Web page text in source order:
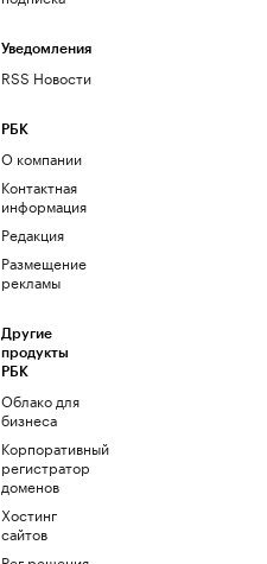
Уведомления
RSS Новости
РБК
О компании
Контактная
информация
Редакция
Размещение
рекламы
Другие
продукты
РБК
Облако для
бизнеса
Корпоративный
регистратор
доменов
Хостинг
сайтов